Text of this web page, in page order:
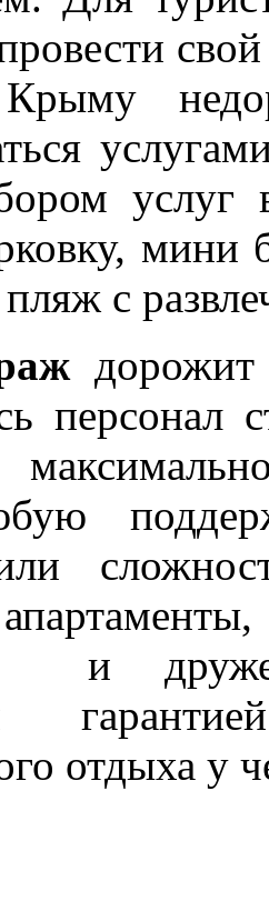
услуг
с
дорожит
персонал
и
отдыха у